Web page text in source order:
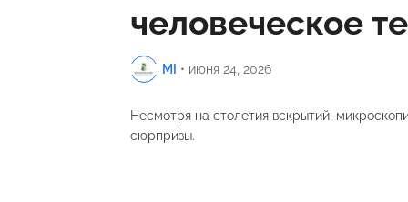
человеческое
MI • июня 24, 2026
Несмотря на столетия вскрытий,
сюрпризы.